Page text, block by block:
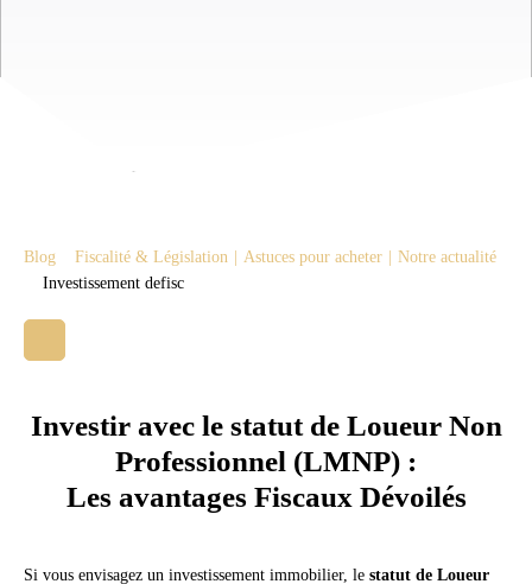
Blog Fiscalité & Législation | Astuces pour acheter | Notre actualité
Investissement defisc
Investir avec le statut de Loueur Non
Professionnel (LMNP) :
Les avantages Fiscaux Dévoilés
Si vous envisagez un investissement immobilier, le statut de Loueur